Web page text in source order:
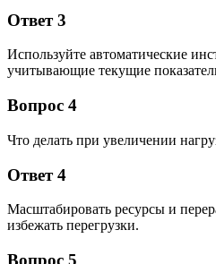
Ответ 3
Используйте автоматические
учитывающие текущие
Вопрос 4
Что делать при увеличении
Ответ 4
Масштабировать ресурсы и
избежать перегрузки.
Вопрос 5